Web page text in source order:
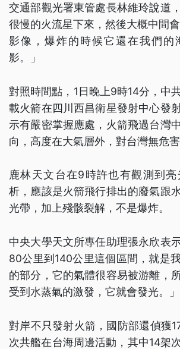
交通部觀光署東管處長林維玲說道
很慢的火流星下來，然後大概中間
影像，爆炸的時候它還在我們的
影。」
對照時間點，1日晚上9時14分，中
載火箭在四川西昌衛星發射中心發
示有嚴密掌握應處，火箭飛過台灣
向，高度在大氣層外，對台灣無危害
鹿林天文台在9時許也有觀測到
析，應該是火箭飛行排出的廢氣跟
光帶，加上殘骸裂解，不是爆炸。
中央大學天文所專任助理張永欣表
80公里到140公里這個區間，就是
的部分，它的氣體很容易被游離，
受到水蒸氣的激發，它就會發光。」
對岸不只發射火箭，國防部還偵獲
次共艦在台海周邊活動，其中14架